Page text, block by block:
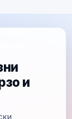
и